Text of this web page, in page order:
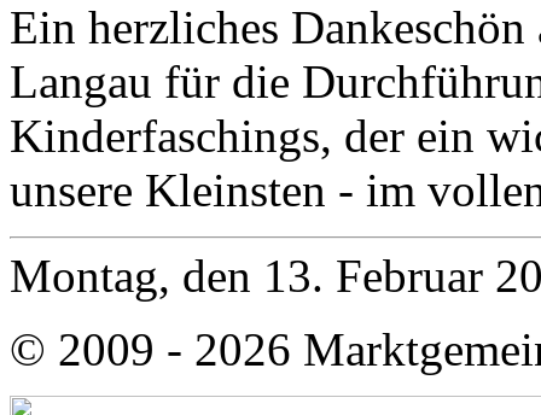
Ein herzliches
Langau für die
Kinderfaschings, der ein
unsere Kleinsten - im
Montag, den 13. Februar
© 2009 - 2026